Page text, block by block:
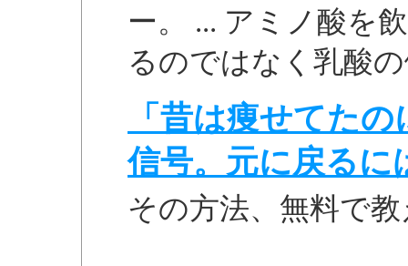
ー。 ... アミノ酸を
るのではなく乳酸
「昔は痩せてた
信号。元に戻るに
その方法、無料で